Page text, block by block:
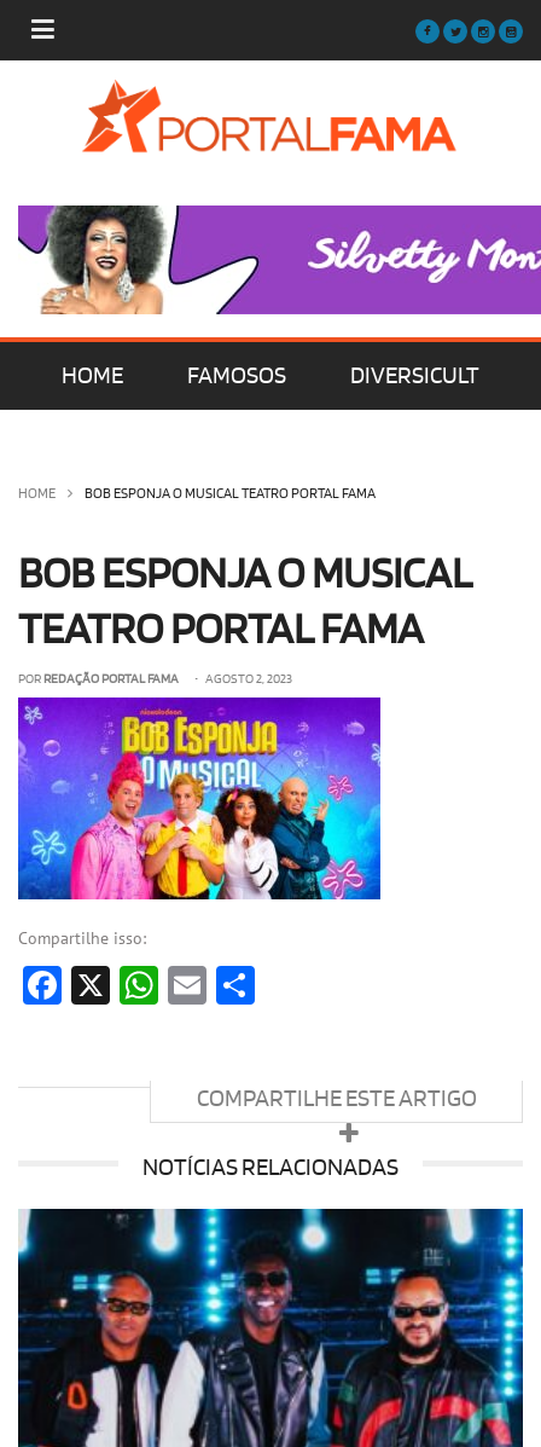
HOME FAMOSOS DIVERSICULT
OLHA ISSO! EU QUERO!
HOME BOB ESPONJA O MUSICAL TEATRO PORTAL FAMA
BOB ESPONJA O MUSICAL
TEATRO PORTAL FAMA
POR REDAÇÃO PORTAL FAMA • AGOSTO 2, 2023
Compartilhe isso:
Facebook
X WhatsApp
Email
COMPARTILHE ESTE ARTIGO
NOTÍCIAS RELACIONADAS